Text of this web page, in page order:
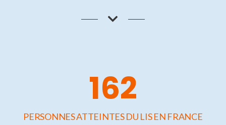
162
PERSONNES ATTEINTES DU LIS EN FRANCE